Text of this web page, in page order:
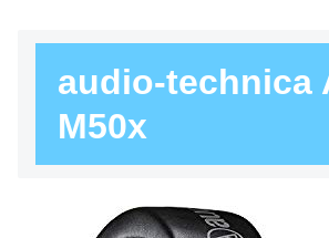
audio-technica
M50x